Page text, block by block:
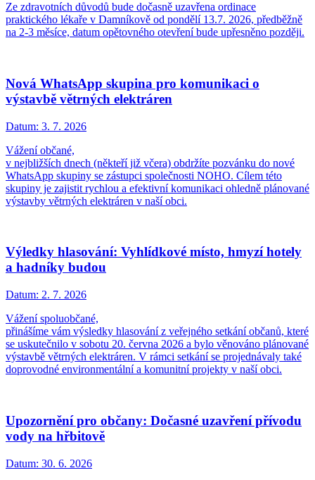
Ze zdravotních důvodů bude dočasně uzavřena ordinace
praktického lékaře v Damníkově od pondělí 13.7. 2026, předběžně
na 2-3 měsíce, datum opětovného otevření bude upřesněno později.
Nová WhatsApp skupina pro komunikaci o
výstavbě větrných elektráren
Datum: 3. 7. 2026
Vážení občané,
v nejbližších dnech (někteří již včera) obdržíte pozvánku do nové
WhatsApp skupiny se zástupci společnosti NOHO. Cílem této
skupiny je zajistit rychlou a efektivní komunikaci ohledně plánované
výstavby větrných elektráren v naší obci.
Výledky hlasování: Vyhlídkové místo, hmyzí hotely
a hadníky budou
Datum: 2. 7. 2026
Vážení spoluobčané,
přinášíme vám výsledky hlasování z veřejného setkání občanů, které
se uskutečnilo v sobotu 20. června 2026 a bylo věnováno plánované
výstavbě větrných elektráren. V rámci setkání se projednávaly také
doprovodné environmentální a komunitní projekty v naší obci.
Upozornění pro občany: Dočasné uzavření přívodu
vody na hřbitově
Datum: 30. 6. 2026